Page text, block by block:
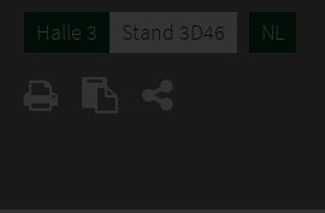
Halle 3 Stand 3D46 NL